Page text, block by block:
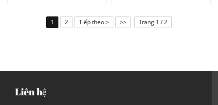
1 2 Tiếp theo > >> Trang 1 / 2
Liên hệ